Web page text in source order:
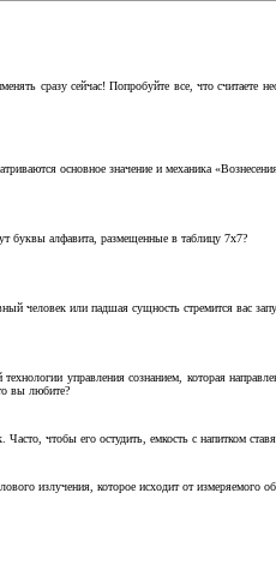
сразу сейчас! Попробуйте все, что считаете
основное значение и механика
буквы алфавита, размещенные в таблицу 7х7?
человек или падшая сущность стремится вас
управления сознанием, которая
вы любите?
чтобы его остудить, емкость с напитком
излучения, которое исходит от измеряемого